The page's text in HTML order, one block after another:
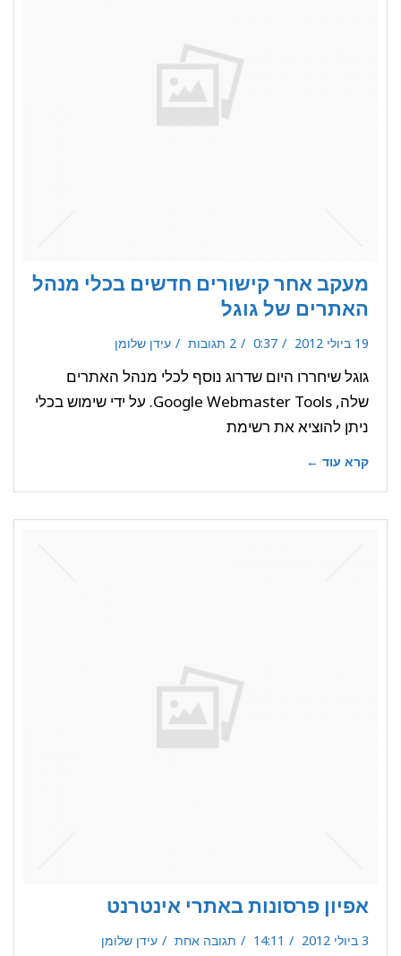
מעקב אחר קישורים חדשים בכלי מנהל
האתרים של גוגל
19 ביולי 2012 0:37 2 תגובות עידן שלומן
גוגל שיחררו היום שדרוג נוסף לכלי מנהל האתרים
שלה, Google Webmaster Tools. על ידי שימוש בכלי
ניתן להוציא את רשימת
קרא עוד ←
אפיון פרסונות באתרי אינטרנט
3 ביולי 2012 14:11 תגובה אחת עידן שלומן